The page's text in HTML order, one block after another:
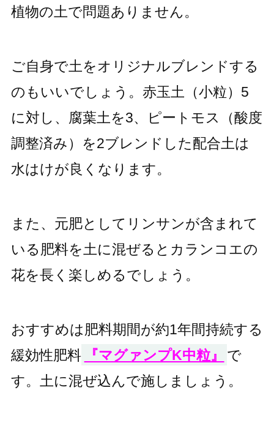
植物の土で問題ありません。
ご自身で土をオリジナルブレンドする
のもいいでしょう。赤玉土（小粒）5
に対し、腐葉土を3、ピートモス（酸度
調整済み）を2ブレンドした配合土は
水はけが良くなります。
また、元肥としてリンサンが含まれて
いる肥料を土に混ぜるとカランコエの
花を長く楽しめるでしょう。
おすすめは肥料期間が約1年間持続する
緩効性肥料
『マグァンプK中粒』
で
す。土に混ぜ込んで施しましょう。